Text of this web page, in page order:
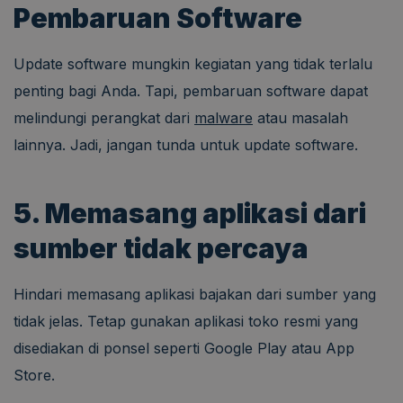
Pembaruan Software
Update software mungkin kegiatan yang tidak terlalu
penting bagi Anda. Tapi, pembaruan software dapat
melindungi perangkat dari malware atau masalah
lainnya. Jadi, jangan tunda untuk update software.
5. Memasang aplikasi dari
sumber tidak percaya
Hindari memasang aplikasi bajakan dari sumber yang
tidak jelas. Tetap gunakan aplikasi toko resmi yang
disediakan di ponsel seperti Google Play atau App
Store.